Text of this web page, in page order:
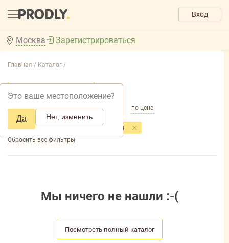
Вход
Москва
Это ваше местоположение?
Да Нет, изменить
Зарегистрироваться
Главная / Каталог /
по популярности по названию по цене
Фильтры
: Хаус Херц
Сбросить все фильтры
Мы ничего не нашли :-(
Посмотреть полный каталог